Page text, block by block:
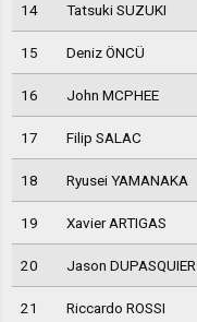
14 Tatsuki SUZUKI
15 Deniz ÖNCÜ
16 John MCPHEE
17 Filip SALAC
18 Ryusei YAMANAKA
19 Xavier ARTIGAS
20 Jason DUPASQUIER
21 Riccardo ROSSI